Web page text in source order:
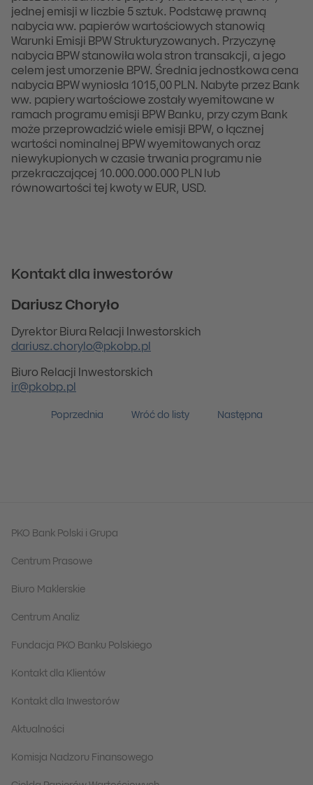
jednej emisji w liczbie 5 sztuk. Podstawę prawną
nabycia ww. papierów wartościowych stanowią
Warunki Emisji BPW Strukturyzowanych. Przyczynę
nabycia BPW stanowiła wola stron transakcji, a jego
celem jest umorzenie BPW. Średnia jednostkowa cena
nabycia BPW wyniosła 1015,00 PLN. Nabyte przez Bank
ww. papiery wartościowe zostały wyemitowane w
ramach programu emisji BPW Banku, przy czym Bank
może przeprowadzić wiele emisji BPW, o łącznej
wartości nominalnej BPW wyemitowanych oraz
niewykupionych w czasie trwania programu nie
przekraczającej 10.000.000.000 PLN lub
równowartości tej kwoty w EUR, USD.
Kontakt dla inwestorów
Dariusz Choryło
Dyrektor Biura Relacji Inwestorskich
dariusz.chorylo@pkobp.pl
Biuro Relacji Inwestorskich
ir@pkobp.pl
Poprzednia Wróć do listy Następna
PKO Bank Polski i Grupa
Centrum Prasowe
Biuro Maklerskie
Centrum Analiz
Fundacja PKO Banku Polskiego
Kontakt dla Klientów
Kontakt dla Inwestorów
Aktualności
Komisja Nadzoru Finansowego